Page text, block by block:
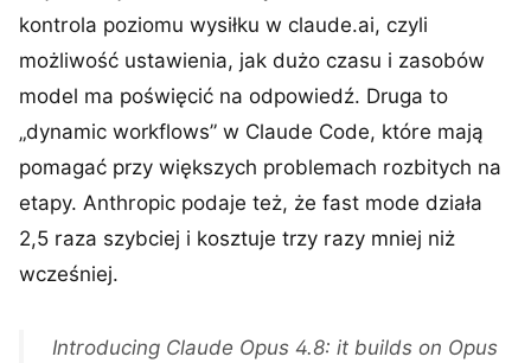
kontrola poziomu wysiłku w claude.ai, czyli
możliwość ustawienia, jak dużo czasu i zasobów
model ma poświęcić na odpowiedź. Druga to
„dynamic workflows” w Claude Code, które mają
pomagać przy większych problemach rozbitych na
etapy. Anthropic podaje też, że fast mode działa
2,5 raza szybciej i kosztuje trzy razy mniej niż
wcześniej.
Introducing Claude Opus 4.8: it builds on Opus